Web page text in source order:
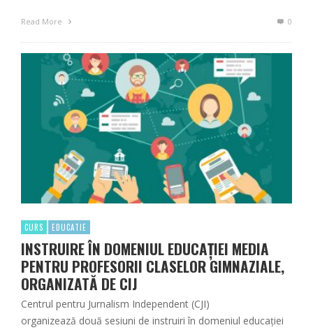
Read More 0
CURS EDUCATIE
INSTRUIRE ÎN DOMENIUL EDUCAȚIEI MEDIA
PENTRU PROFESORII CLASELOR GIMNAZIALE,
ORGANIZATĂ DE CIJ
Centrul pentru Jurnalism Independent (CJI)
organizează două sesiuni de instruiri în domeniul educației